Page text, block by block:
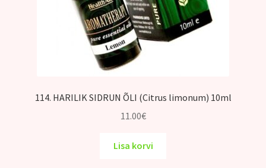
114. HARILIK SIDRUN ÕLI (Citrus limonum) 10ml
11.00€
Lisa korvi